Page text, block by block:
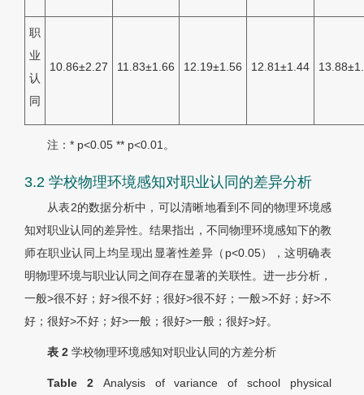
职
业
认
同
10.86±2.27 11.83±1.66 12.19±1.56 12.81±1.44
注：* p<0.05 ** p<0.01。
3.2 学校物理环境感知对职业认同的差异分析
从表2的数据分析中，可以清晰地看到不同的物理环境感
知对职业认同的差异性。结果指出，不同物理环境感知下的教
师在职业认同上均呈现出显著性差异（ p<0.05），这明确表
明物理环境与职业认同之间存在显著的关联性。进一步分析，
一般>很不好；好>很不好；很好>很不好；一般>不好；好>不
好；很好>不好；好>一般；很好>一般；很好>好。
表 2 学校物理环境感知对职业认同的方差分析
Table 2 Analysis of variance of school physical